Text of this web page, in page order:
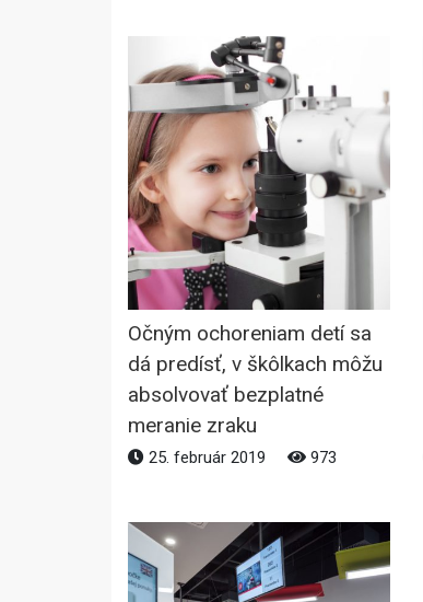
Očným ochoreniam detí sa
dá predísť, v škôlkach môžu
absolvovať bezplatné
meranie zraku
25. február 2019 973